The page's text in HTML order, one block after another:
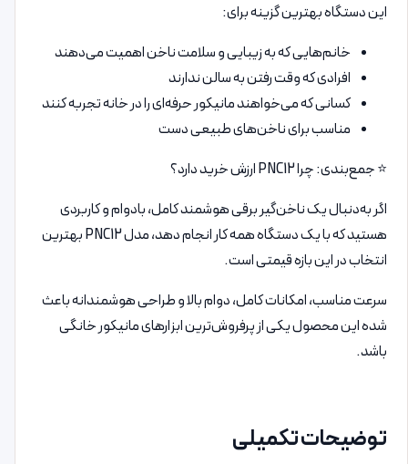
این دستگاه بهترین گزینه برای:
خانم‌هایی که به زیبایی و سلامت ناخن اهمیت می‌دهند
افرادی که وقت رفتن به سالن ندارند
کسانی که می‌خواهند مانیکور حرفه‌ای را در خانه تجربه کنند
مناسب برای ناخن‌های طبیعی دست
⭐ جمع‌بندی: چرا PNC12 ارزش خرید دارد؟
اگر به‌دنبال یک ناخن‌گیر برقی هوشمند کامل، بادوام و کاربردی
هستید که با یک دستگاه همه کار انجام دهد، مدل PNC12 بهترین
انتخاب در این بازه قیمتی است.
سرعت مناسب، امکانات کامل، دوام بالا و طراحی هوشمندانه باعث
شده این محصول یکی از پرفروش‌ترین ابزارهای مانیکور خانگی
باشد.
توضیحات تکمیلی